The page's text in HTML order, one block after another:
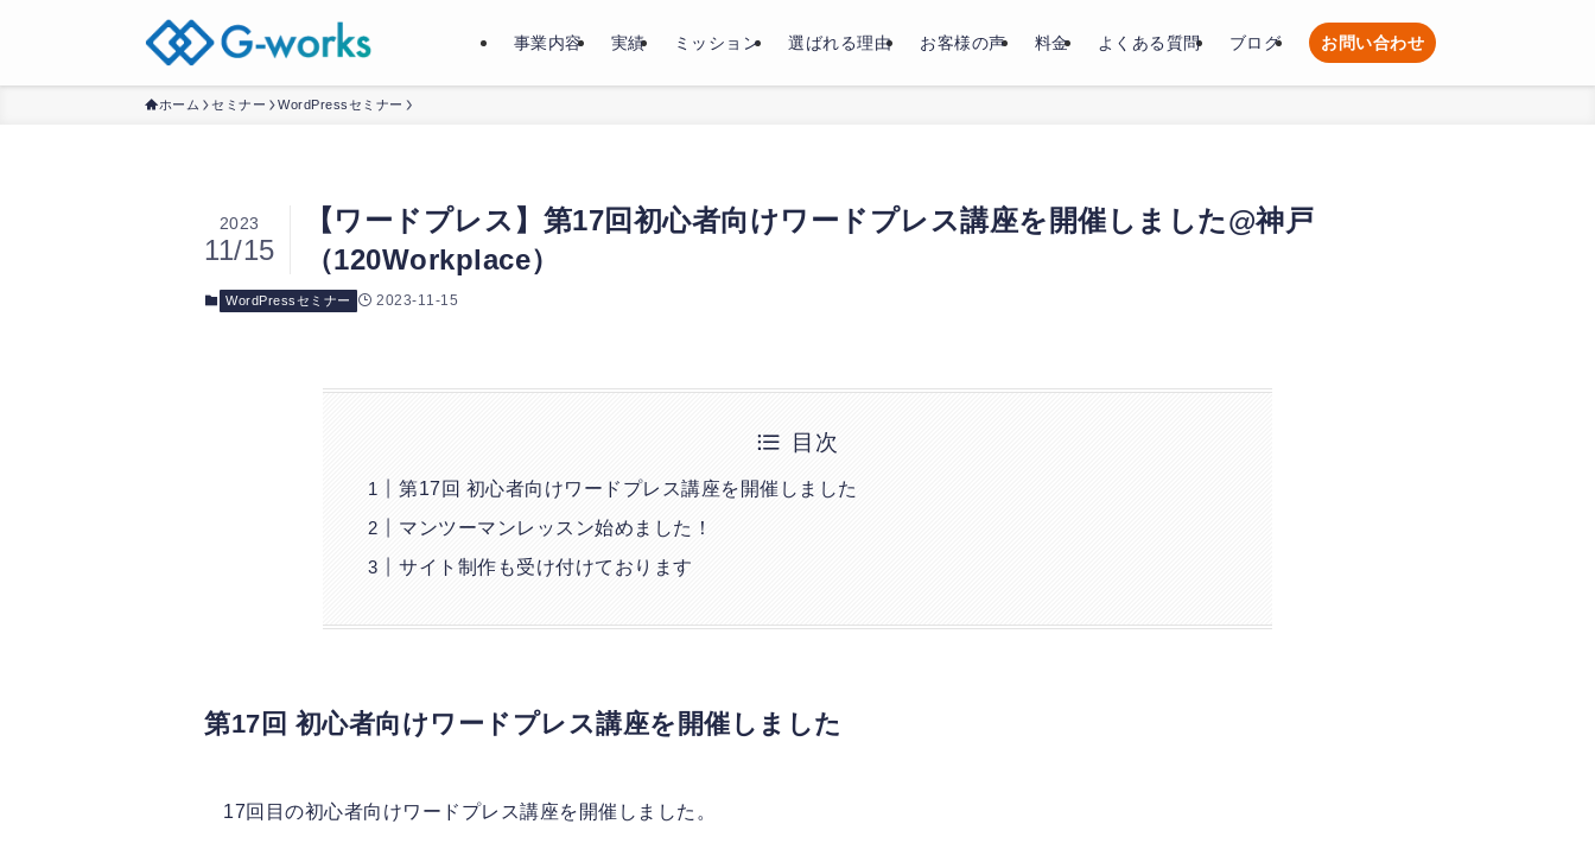
事業内容 実績 ミッション 選ばれる理由 お客様の声 料金 よくある質問 ブログ お問い合わせ
ホーム セミナー WordPressセミナー
【ワードプレス】第17回初心者向けワードプレス講座を開催しました@神戸
（120Workplace）
2023
11/15
WordPressセミナー 2023-11-15
目次
第17回 初心者向けワードプレス講座を開催しました
マンツーマンレッスン始めました！
サイト制作も受け付けております
第17回 初心者向けワードプレス講座を開催しました
17回目の初心者向けワードプレス講座を開催しました。